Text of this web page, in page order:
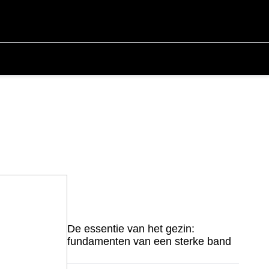
De essentie van het gezin:
fundamenten van een sterke band